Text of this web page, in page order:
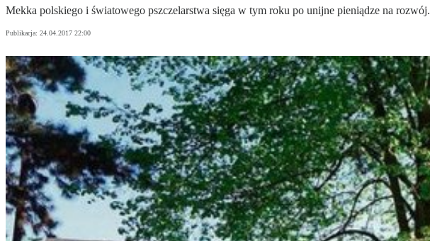
Mekka polskiego i światowego pszczelarstwa sięga w tym roku po unijne pieniądze na rozwój.
Publikacja: 24.04.2017 22:00